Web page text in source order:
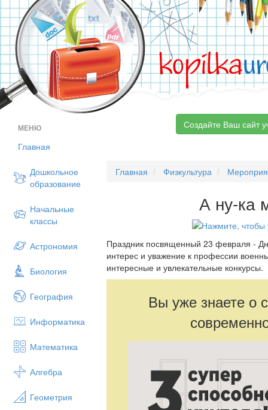
kopilka
МЕНЮ
Главная
Дошкольное
образование
Начальные
классы
Астрономия
Биология
География
Информатика
Математика
Алгебра
Геометрия
Создайте Ваш сайт
Главная Физкультура
А ну-ка
Праздник посвященный 23 февраля -
интерес и уважение к профессии
интересные и увлекательные конкурсы.
Вы уже знаете о